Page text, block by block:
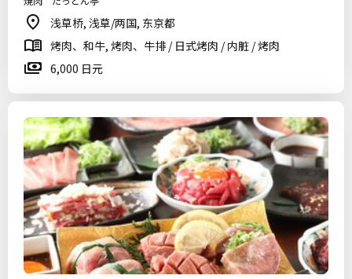
浅草桥, 浅草/两国, 东京都
烤肉、和牛, 烤肉、牛排 / 日式烤肉 / 内脏 / 烤肉
6,000 日元